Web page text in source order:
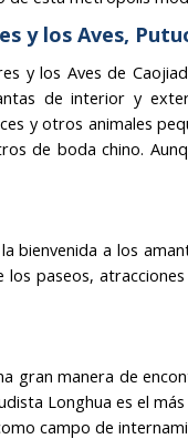
y los Aves,
y los Aves de
de interior y
y otros animales
de boda chino.
bienvenida a los
los paseos,
gran manera de
Longhua es el
campo de